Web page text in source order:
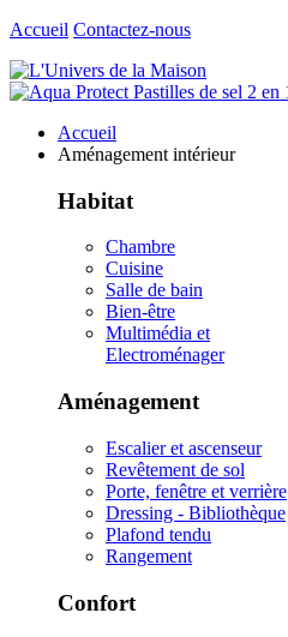
Accueil Contactez-nous
Accueil
Aménagement intérieur
Habitat
Chambre
Cuisine
Salle de bain
Bien-être
Multimédia et
Electroménager
Aménagement
Escalier et ascenseur
Revêtement de sol
Porte, fenêtre et verrière
Dressing - Bibliothèque
Plafond tendu
Rangement
Confort